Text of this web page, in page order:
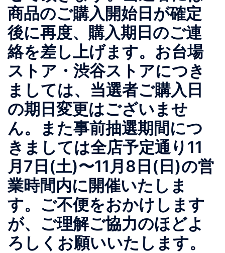
商品のご購入開始日が確定
後に再度、購入期日のご連
絡を差し上げます。お台場
ストア・渋谷ストアにつき
ましては、当選者ご購入日
の期日変更はございませ
ん。また事前抽選期間につ
きましては全店予定通り11
月7日(土)〜11月8日(日)の営
業時間内に開催いたしま
す。ご不便をおかけします
が、ご理解ご協力のほどよ
ろしくお願いいたします。